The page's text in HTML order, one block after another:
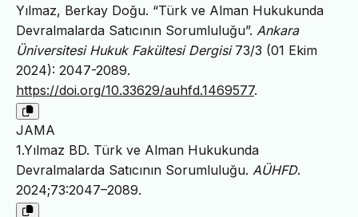
Yılmaz, Berkay Doğu. “Türk ve Alman Hukukunda
Devralmalarda Satıcının Sorumluluğu”. Ankara
Üniversitesi Hukuk Fakültesi Dergisi73/3 (01 Ekim
2024): 2047-2089.
https://doi.org/10.33629/auhfd.1469577.
JAMA
1.Yılmaz BD. Türk ve Alman Hukukunda
Devralmalarda Satıcının Sorumluluğu. AÜHFD.
2024;73:2047–2089.